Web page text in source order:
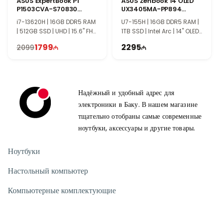
P1503CVA-S70830
90NX0881-M00X90
i7-13620H | 16GB DDR5 RAM
| 512GB SSD | UHD | 15.6" FHD
20991799
UX3405MA-PP894
90NB11R1-M01JU0
U7-155H | 16GB DDR5 RAM |
1TB SSD | Intel Arc | 14" OLED |
2295
Надёжный и удобный адрес для
электроники в Баку. В нашем магазине
тщательно отобраны самые современные
ноутбуки, аксессуары и другие товары.
Ноутбуки
Настольный компьютер
Компьютерные комплектующие